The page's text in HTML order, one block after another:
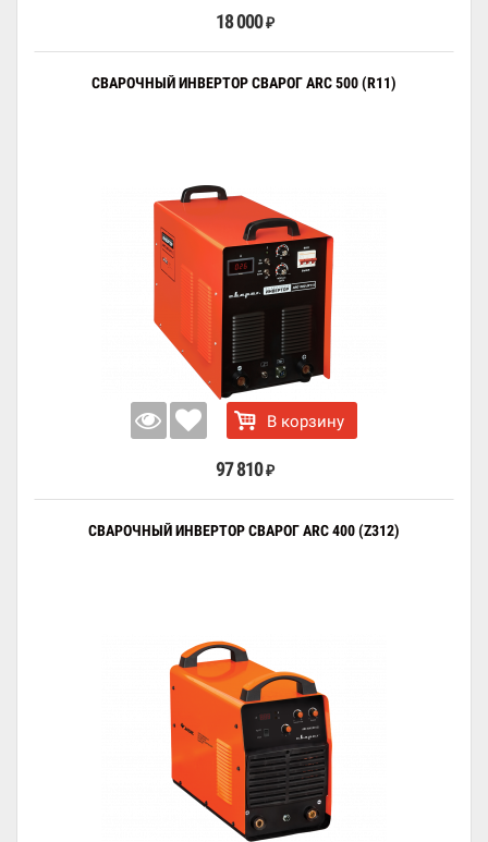
18 000 ₽
СВАРОЧНЫЙ ИНВЕРТОР СВАРОГ ARC 500 (R11)
В корзину
97 810 ₽
СВАРОЧНЫЙ ИНВЕРТОР СВАРОГ ARC 400 (Z312)